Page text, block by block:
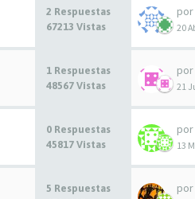
2 Respuestas
67213 Vistas
por
20
1 Respuestas
48567 Vistas
por
21
0 Respuestas
45817 Vistas
por
13
5 Respuestas
por